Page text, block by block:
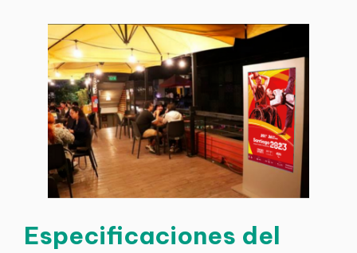
Especificaciones del